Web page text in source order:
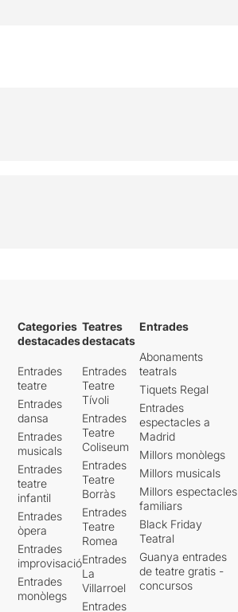
Categories
destacades
Entrades
teatre
Entrades
dansa
Entrades
musicals
Entrades
teatre
infantil
Entrades
òpera
Entrades
improvisació
Entrades
monòlegs
Teatres
destacats
Entrades
Teatre
Tívoli
Entrades
Teatre
Coliseum
Entrades
Teatre
Borràs
Entrades
Teatre
Romea
Entrades
La
Villarroel
Entrades
Entrades
Abonaments
teatrals
Tiquets Regal
Entrades
espectacles a
Madrid
Millors monòlegs
Millors musicals
Millors espectacles
familiars
Black Friday
Teatral
Guanya entrades
de teatre gratis -
concursos